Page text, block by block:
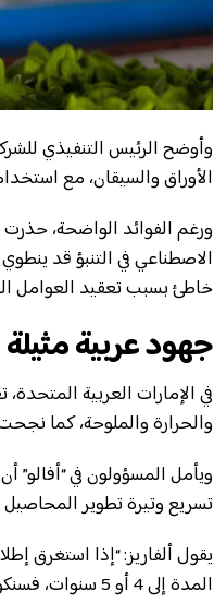
وأوضح الرئيس التنفيذي
الأوراق والسيقان، مع
ورغم الفوائد الواضحة،
الاصطناعي في التنبؤ قد
خاطئ بسبب تعقيد العوامل
جهود عربية مثيلة
في الإمارات العربية
والحرارة والملوحة، كما
ويأمل المسؤولون في “أفالو”
تسريع وتيرة تطوير المحاصيل
المدة إلى 4 أو 5 سنوات، فسنكون أقرب إلى مواكبة التغيرات البيئية التي يواجهها المزارعون على أرض الواقع”.